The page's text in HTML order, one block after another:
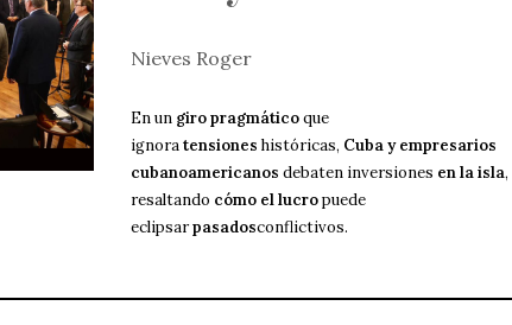
Nieves Roger
En un giro pragmáticoque
ignoratensiones históricas, Cuba y empresarios
cubanoamericanos debaten inversiones en la isla,
resaltando cómo el lucropuede
eclipsarpasadosconflictivos.